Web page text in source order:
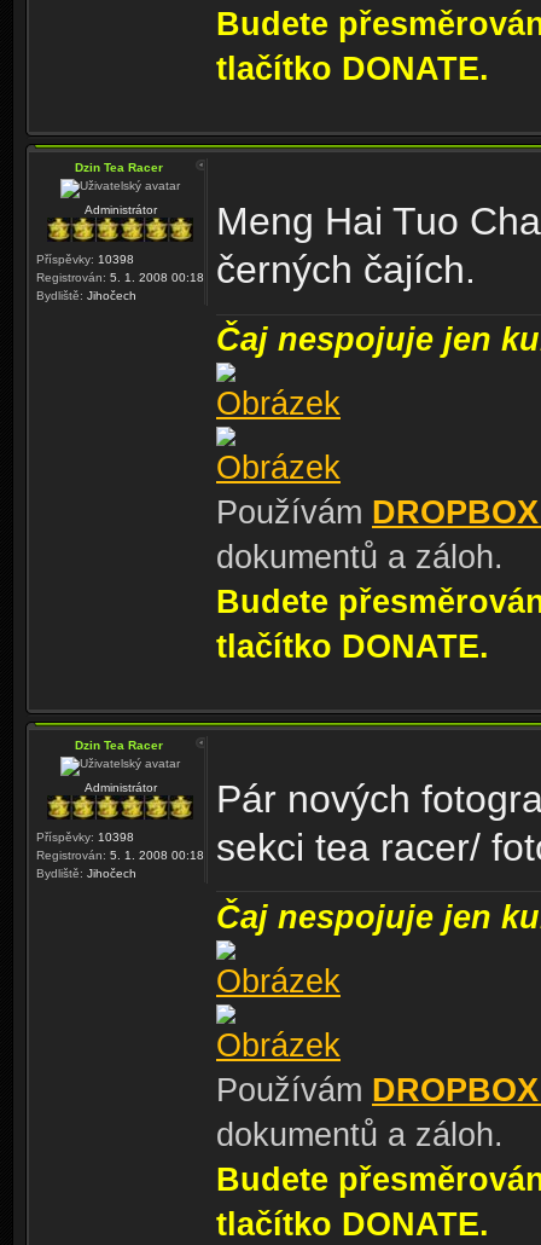
Budete
tlačítko DONATE.
Dzin Tea Racer
Administrátor
Příspěvky: 10398
Registrován: 5. 1. 2008 00:18
Bydliště: Jihočech
Meng Hai Tuo
černých čajích.
Čaj nespojuje jen
Používám
dokumentů a záloh.
Budete
tlačítko DONATE.
Dzin Tea Racer
Administrátor
Příspěvky: 10398
Registrován: 5. 1. 2008 00:18
Bydliště: Jihočech
Pár nových
sekci tea racer/
Čaj nespojuje jen
Používám
dokumentů a záloh.
Budete
tlačítko DONATE.